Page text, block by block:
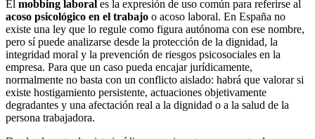
El mobbing laboral es la expresión de uso común para referirse al
acoso psicológico en el trabajo o acoso laboral. En España no
existe una ley que lo regule como figura autónoma con ese nombre,
pero sí puede analizarse desde la protección de la dignidad, la
integridad moral y la prevención de riesgos psicosociales en la
empresa. Para que un caso pueda encajar jurídicamente,
normalmente no basta con un conflicto aislado: habrá que valorar si
existe hostigamiento persistente, actuaciones objetivamente
degradantes y una afectación real a la dignidad o a la salud de la
persona trabajadora.